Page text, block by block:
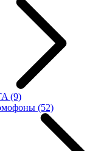
(9)
(52)